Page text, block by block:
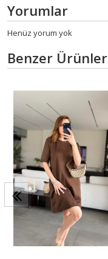
Yorumlar
Henüz yorum yok
Benzer Ürünler